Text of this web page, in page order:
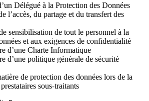
Délégué à la Protection des Données
l’accès, du partage et du transfert des
sensibilisation de tout le personnel à la
et aux exigences de confidentialité
d’une Charte Informatique
d’une politique générale de sécurité
de protection des données lors de la
sous-traitants